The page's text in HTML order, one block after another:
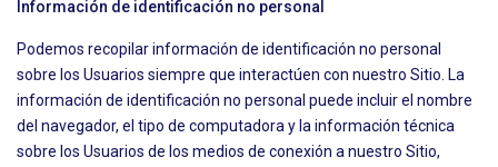
Información de identificación no personal
Podemos recopilar información de identificación no personal
sobre los Usuarios siempre que interactúen con nuestro Sitio. La
información de identificación no personal puede incluir el nombre
del navegador, el tipo de computadora y la información técnica
sobre los Usuarios de los medios de conexión a nuestro Sitio,